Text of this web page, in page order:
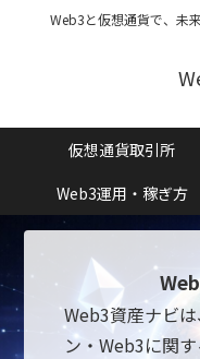
Web3と仮想通貨で、未
仮想通貨取引所
Web3運用・稼ぎ方
Web3資産ナビ
ン・Web3に関